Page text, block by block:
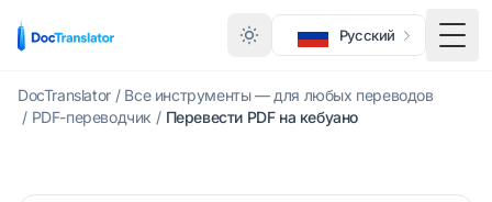
Русский
DocTranslator / Все инструменты — для любых переводов
/ PDF-переводчик / Перевести PDF на кебуано